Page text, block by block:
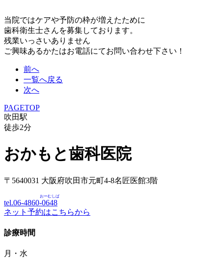
当院ではケアや予防の枠が増えたために
歯科衛生士さんを募集しております。
残業いっさいありません
ご興味あるかたはお電話にてお問い合わせ下さい！
前へ
一覧へ戻る
次へ
PAGETOP
吹田駅
徒歩2分
おかもと歯科医院
〒5640031 大阪府吹田市元町4-8名匠医館3階
tel.06-4860-0648
おーむしば
ネット予約はこちらから
診療時間
月・水